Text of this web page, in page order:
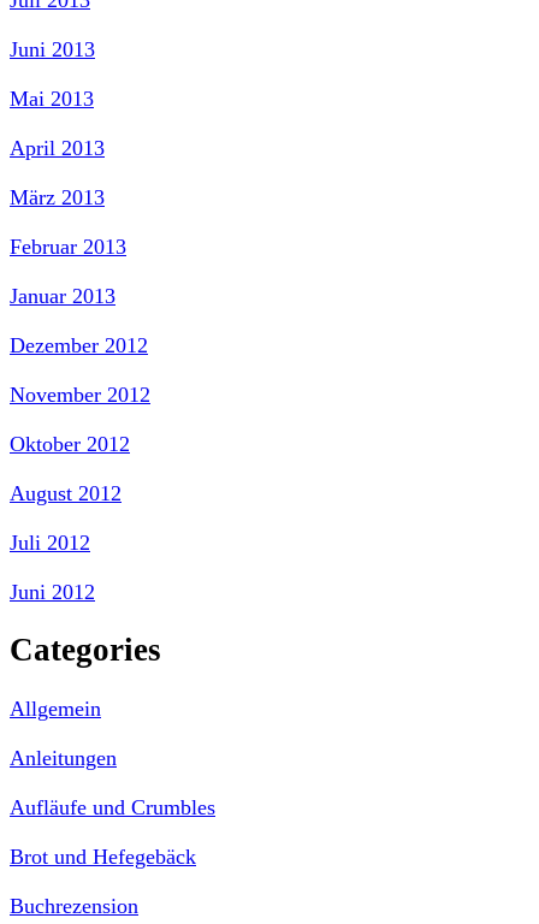
Juni 2013
Mai 2013
April 2013
März 2013
Februar 2013
Januar 2013
Dezember 2012
November 2012
Oktober 2012
August 2012
Juli 2012
Juni 2012
Categories
Allgemein
Anleitungen
Aufläufe und Crumbles
Brot und Hefegebäck
Buchrezension